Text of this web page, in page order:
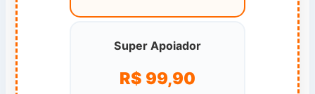
Super Apoiador
R$ 99,90